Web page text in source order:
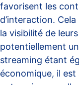
favorisent les
d’interaction.
la visibilité de
potentiellement
streaming étant
économique, il